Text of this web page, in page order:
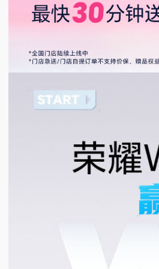
显卡
NVIDIA RTX 5060
双显卡
支持
显存类型
GDDR7
16英寸
IPS屏，LCD
2560x1600像素
178度（典型值）